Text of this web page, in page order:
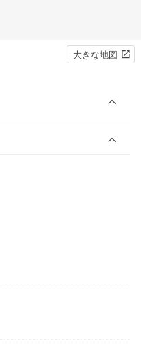
大きな地図